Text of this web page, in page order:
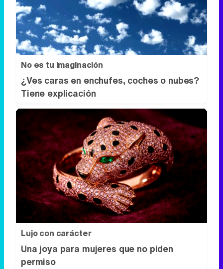
No es tu imaginación
¿Ves caras en enchufes, coches o nubes?
Tiene explicación
Lujo con carácter
Una joya para mujeres que no piden
permiso